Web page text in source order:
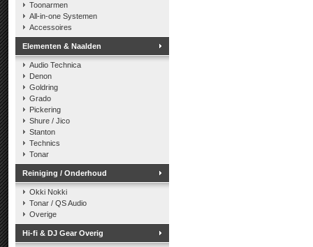
Toonarmen
All-in-one Systemen
Accessoires
Elementen & Naalden
Audio Technica
Denon
Goldring
Grado
Pickering
Shure / Jico
Stanton
Technics
Tonar
Reiniging / Onderhoud
Okki Nokki
Tonar / QS Audio
Overige
Hi-fi & DJ Gear Overig